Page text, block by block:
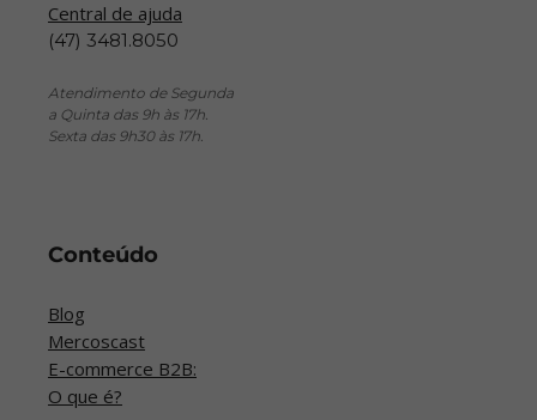
Conteúdo
Blog
Mercoscast
E-commerce B2B:
O que é?
Central de ajuda
(47) 3481.8050
Atendimento de Segunda
a Quinta das 9h às 17h.
Sexta das 9h30 às 17h.